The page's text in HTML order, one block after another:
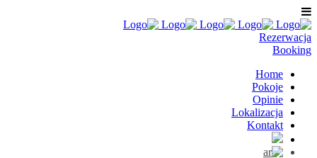
Rezerwacja
Booking
Home
Pokoje
Opinie
Lokalizacja
Kontakt